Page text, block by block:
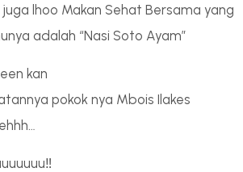
lhoo Makan Sehat Bersama yang
adalah “Nasi Soto Ayam”
kan
pokok nya Mbois Ilakes